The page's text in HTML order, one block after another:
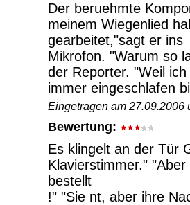
Der beruehmte
meinem Wiegenlied
gearbeitet,"sagt er ins
Mikrofon. "Warum so
der Reporter. "Weil ich
immer eingeschlafen
Eingetragen am 27.09.2006
Bewertung:
Es klingelt an der Tür
Klavierstimmer."
bestellt
!" "Sie nt, aber ihre